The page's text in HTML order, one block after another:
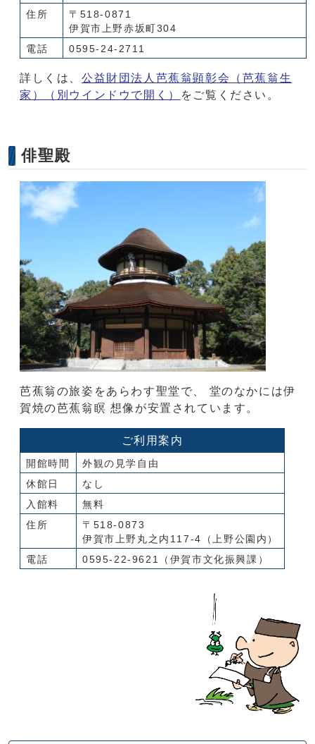
住所
〒518-0871
伊賀市上野赤坂町304
電話
0595-24-2711
詳しくは、 公益財団法人芭蕉翁顕彰会（芭蕉翁生
家）
（別ウインドウで開く） をご覧ください。
俳聖殿
芭蕉翁の旅姿をあらわす聖堂で、 堂のなかには伊
賀焼の芭蕉翁瞑 想像が安置されています。
ご利用案内
開館時間
外観の見学自由
休館日
なし
入館料
無料
住所
〒518-0873
伊賀市上野丸之内117-4（上野公園内）
電話
0595-22-9621（伊賀市文化振興課）